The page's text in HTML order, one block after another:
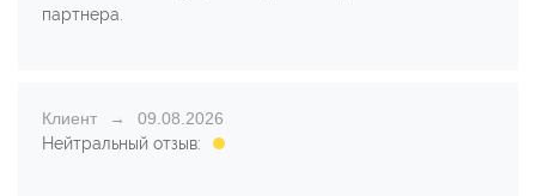
партнера.
Клиент
09.08.2026
Нейтральный отзыв: